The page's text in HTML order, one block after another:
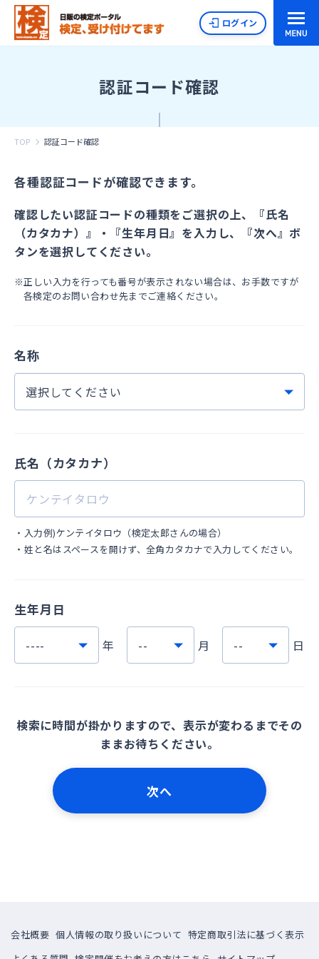
ログイン
認証コード確認
TOP 認証コード確認
各種認証コードが確認できます。
確認したい認証コードの種類をご選択の上、『氏名
（カタカナ）』・『生年月日』を入力し、『次へ』ボ
タンを選択してください。
※正しい入力を行っても番号が表示されない場合は、お手数ですが
各検定のお問い合わせ先までご連絡ください。
名称
氏名（カタカナ）
・ 入力例)ケンテイタロウ（検定太郎さんの場合）
・ 姓と名はスペースを開けず、全角カタカナで入力してください。
生年月日
年 月 日
検索に時間が掛かりますので、表示が変わるまでその
ままお待ちください。
次へ
会社概要 個人情報の取り扱いについて 特定商取引法に基づく表示